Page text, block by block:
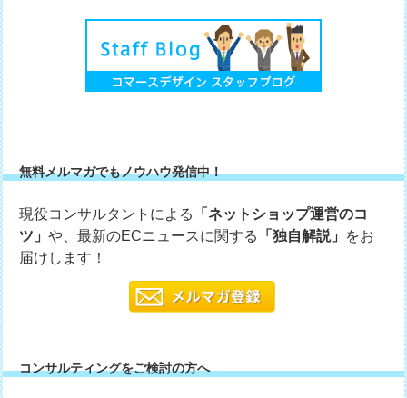
無料メルマガでもノウハウ発信中！
現役コンサルタントによる
「ネットショップ運営のコ
ツ」や、最新のECニュースに関する 「独自解説」 をお
届けします！
コンサルティングをご検討の方へ